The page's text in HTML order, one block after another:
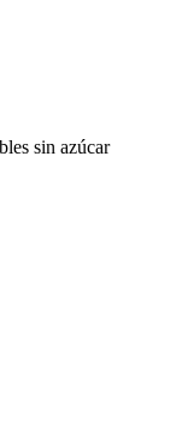
sin azúcar